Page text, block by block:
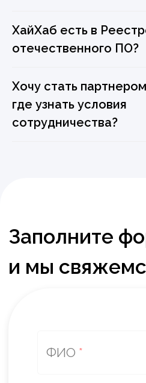
ХайХаб есть в
отечественного ПО?
Хочу стать
где узнать условия
сотрудничества?